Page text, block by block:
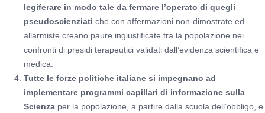
legiferare in modo tale da fermare l’operato di quegli
pseudoscienziati che con affermazioni non-dimostrate ed
allarmiste creano paure ingiustificate tra la popolazione nei
confronti di presidi terapeutici validati dall’evidenza scientifica e
medica.
Tutte le forze politiche italiane si impegnano ad
implementare programmi capillari di informazione sulla
Scienza per la popolazione, a partire dalla scuola dell’obbligo, e